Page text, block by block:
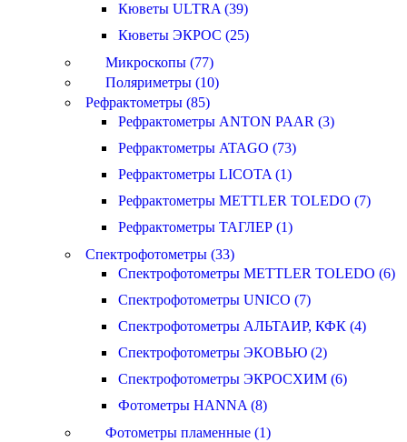
Кюветы ULTRA (39)
Кюветы ЭКРОС (25)
Микроскопы (77)
Поляриметры (10)
Рефрактометры (85)
Рефрактометры ANTON PAAR (3)
Рефрактометры ATAGO (73)
Рефрактометры LICOTA (1)
Рефрактометры METTLER TOLEDO (7)
Рефрактометры ТАГЛЕР (1)
Спектрофотометры (33)
Спектрофотометры METTLER TOLEDO (6)
Спектрофотометры UNICO (7)
Спектрофотометры АЛЬТАИР, КФК (4)
Спектрофотометры ЭКОВЬЮ (2)
Спектрофотометры ЭКРОСХИМ (6)
Фотометры HANNA (8)
Фотометры пламенные (1)